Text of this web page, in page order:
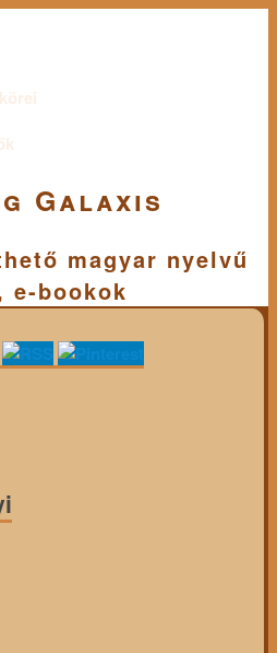
Galaxis
magyar nyelvű
e-bookok